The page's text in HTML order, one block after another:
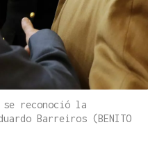
se reconoció la
Barreiros (BENITO